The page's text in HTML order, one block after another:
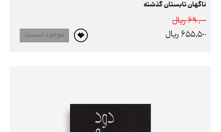
ناگهان تابستان گذشته
690,000 ريال
655,500 ريال
موجود نیست